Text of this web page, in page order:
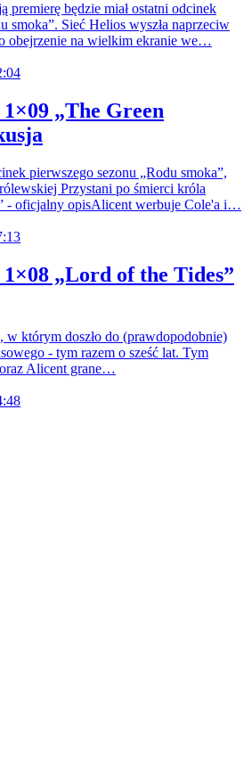
premierę będzie miał ostatni odcinek
smoka”. Sieć Helios wyszła naprzeciw
obejrzenie na wielkim ekranie we…
„The Green
pierwszego sezonu „Rodu smoka”,
Przystani po śmierci króla
- oficjalny opisAlicent werbuje Cole'a i…
1×08 „Lord of the Tides”
w którym doszło do (prawdopodobnie)
- tym razem o sześć lat. Tym
Alicent grane…